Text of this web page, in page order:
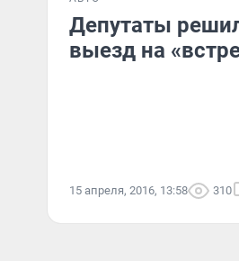
Депутаты
выезд на
15 апреля, 2016, 13:58 310